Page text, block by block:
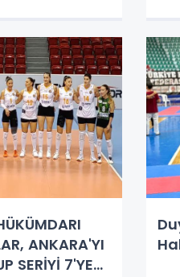
ANKARA'YI
SERİYİ 7'YE